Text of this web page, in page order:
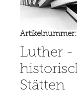
Artikelnummer:
Luther -
Stätten